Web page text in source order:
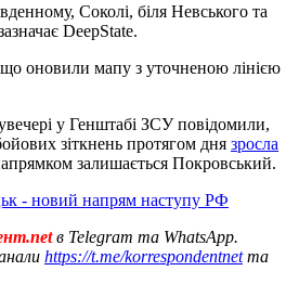
Соколі, біля Невського та
DeepState.
оновили мапу з уточненою лінією
у Генштабі ЗСУ повідомили,
зіткнень протягом дня зросла
залишається Покровський.
- новий напрям наступу РФ
в Telegram та WhatsApp.
https://t.me/korrespondentnetта